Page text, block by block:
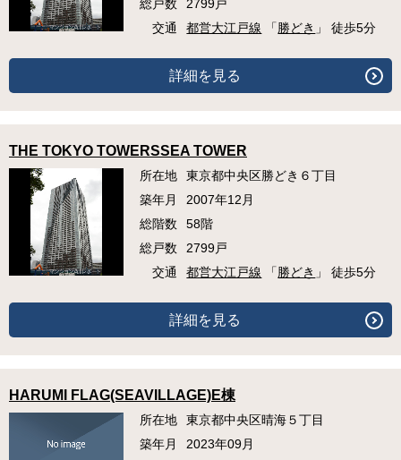
総戸数
2799戸
交通
都営大江戸線 「 勝どき 」 徒歩5分
詳細を見る
THE TOKYO TOWERSSEA TOWER
所在地
東京都中央区勝どき６丁目
築年月
2007年12月
総階数
58階
総戸数
2799戸
交通
都営大江戸線 「 勝どき 」 徒歩5分
詳細を見る
HARUMI FLAG(SEAVILLAGE)E棟
所在地
東京都中央区晴海５丁目
築年月
2023年09月